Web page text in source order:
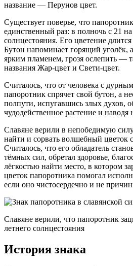
название — Перунов цвет.
Существует поверье, что
единственный раз: в полночь с 21
солнцестояния. Его цветение
Бутон напоминает горящий уголёк,
ярким пламенем, грозя ослепить —
названия Жар-цвет и Свети-цвет.
Считалось, что от человека с
папоротник спрячет свой бутон, а
полпути, испугавшись злых духов,
чудодейственное растение и наводя
Славяне верили в непобедимую
найти и сорвать волшебный цветок
Считалось, что его обладатель
тёмных сил, обретал здоровье,
лёгкостью найти место, в котором
цветок папоротника помогал
если оно чистосердечно и не
Славяне верили, что папоротник
летнего солнцестояния
История знака